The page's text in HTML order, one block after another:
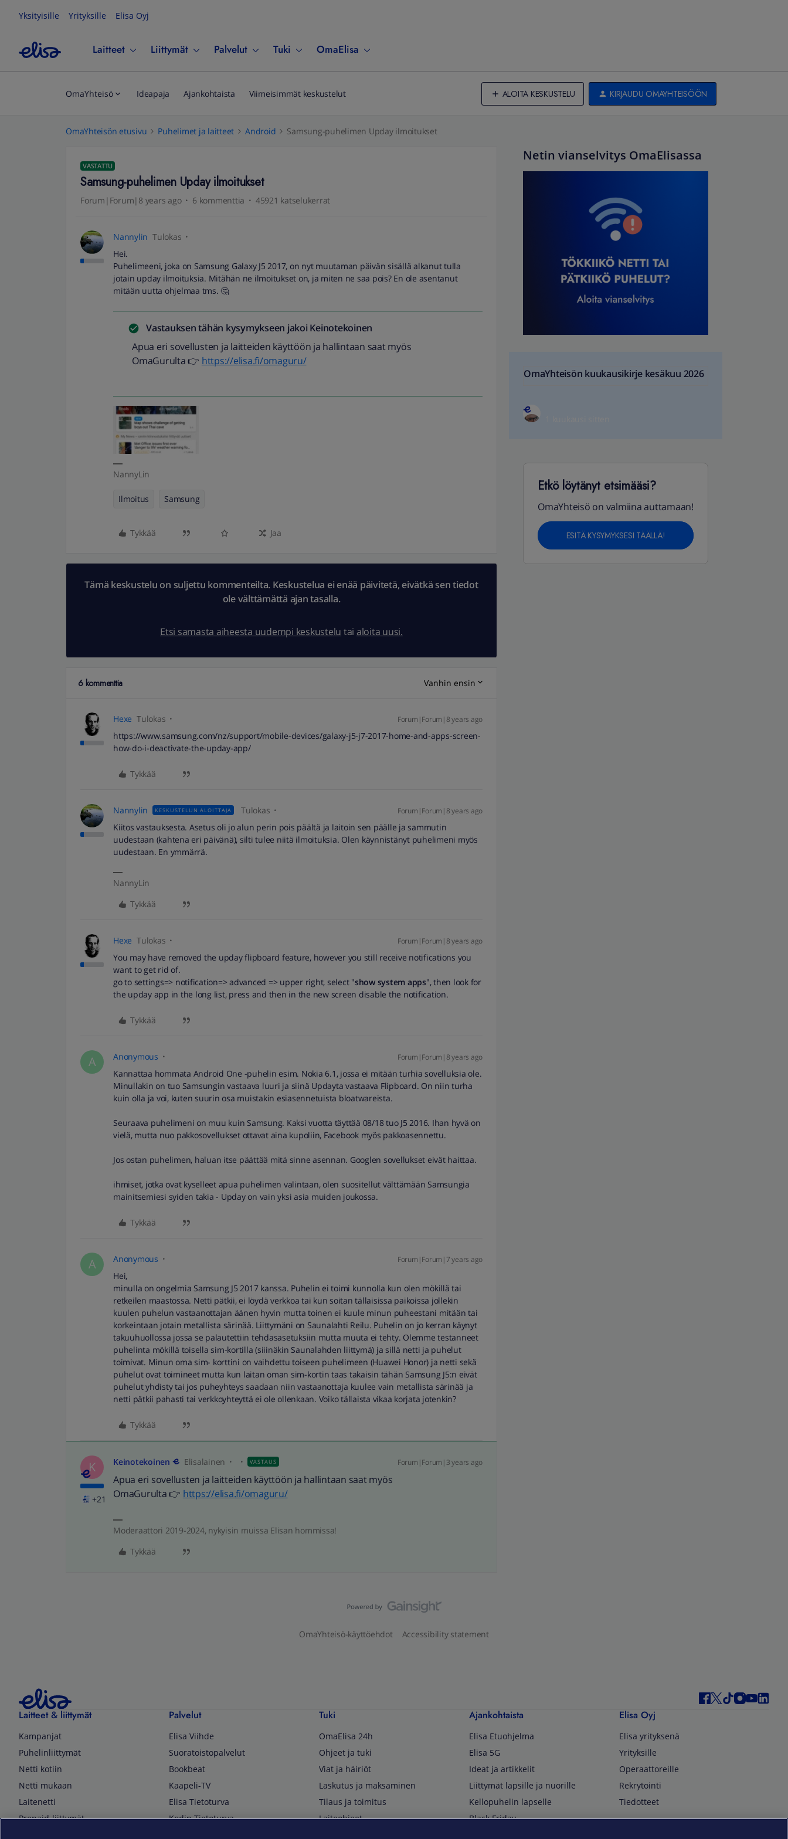
Yksityisille Yrityksille Elisa Oyj
Laitteet Liittymät Palvelut Tuki OmaElisa
OmaYhteisö Ideapaja Ajankohtaista Viimeisimmät keskustelut ALOITA KESKUSTELU KIRJAUDU OMAYHTEISÖÖN
OmaYhteisön etusivu Puhelimet ja laitteet Android Samsung-puhelimen Upday ilmoitukset
VASTATTU
Samsung-puhelimen Upday ilmoitukset
Forum|Forum|8 years ago 6 kommenttia 45921 katselukerrat
Nannylin Tulokas
Hei.
Puhelimeeni, joka on Samsung Galaxy J5 2017, on nyt muutaman päivän sisällä alkanut tulla
jotain upday ilmoituksia. Mitähän ne ilmoitukset on, ja miten ne saa pois? En ole asentanut
mitään uutta ohjelmaa tms. 🤔
Vastauksen tähän kysymykseen jakoi Keinotekoinen
Apua eri sovellusten ja laitteiden käyttöön ja hallintaan saat myös
OmaGurulta 👉 https://elisa.fi/omaguru/
NannyLin
Ilmoitus Samsung
Tykkää Jaa
Tämä keskustelu on suljettu kommenteilta. Keskustelua ei enää päivitetä, eivätkä sen tiedot
ole välttämättä ajan tasalla.
Etsi samasta aiheesta uudempi keskustelu tai aloita uusi.
6 kommenttia Vanhin ensin
Hexe Tulokas Forum|Forum|8 years ago
https://www.samsung.com/nz/support/mobile-devices/galaxy-j5-j7-2017-home-and-apps-screen-
how-do-i-deactivate-the-upday-app/
Tykkää
Nannylin KESKUSTELUN ALOITTAJA Tulokas Forum|Forum|8 years ago
Kiitos vastauksesta. Asetus oli jo alun perin pois päältä ja laitoin sen päälle ja sammutin
uudestaan (kahtena eri päivänä), silti tulee niitä ilmoituksia. Olen käynnistänyt puhelimeni myös
uudestaan. En ymmärrä.
NannyLin
Tykkää
Hexe Tulokas Forum|Forum|8 years ago
You may have removed the upday flipboard feature, however you still receive notifications you
want to get rid of.
go to settings=> notification=> advanced => upper right, select "show system apps", then look for
the upday app in the long list, press and then in the new screen disable the notification.
Tykkää
A Anonymous Forum|Forum|8 years ago
Kannattaa hommata Android One -puhelin esim. Nokia 6.1, jossa ei mitään turhia sovelluksia ole.
Minullakin on tuo Samsungin vastaava luuri ja siinä Updayta vastaava Flipboard. On niin turha
kuin olla ja voi, kuten suurin osa muistakin esiasennetuista bloatwareista.
Seuraava puhelimeni on muu kuin Samsung. Kaksi vuotta täyttää 08/18 tuo J5 2016. Ihan hyvä on
vielä, mutta nuo pakkosovellukset ottavat aina kupoliin, Facebook myös pakkoasennettu.
Jos ostan puhelimen, haluan itse päättää mitä sinne asennan. Googlen sovellukset eivät haittaa.
ihmiset, jotka ovat kyselleet apua puhelimen valintaan, olen suositellut välttämään Samsungia
mainitsemiesi syiden takia - Upday on vain yksi asia muiden joukossa.
Tykkää
A Anonymous Forum|Forum|7 years ago
Hei,
minulla on ongelmia Samsung J5 2017 kanssa. Puhelin ei toimi kunnolla kun olen mökillä tai
retkeilen maastossa. Netti pätkii, ei löydä verkkoa tai kun soitan tällaisissa paikoissa jollekin
kuulen puhelun vastaanottajan äänen hyvin mutta toinen ei kuule minun puheestani mitään tai
korkeintaan jotain metallista särinää. Liittymäni on Saunalahti Reilu. Puhelin on jo kerran käynyt
takuuhuollossa jossa se palautettiin tehdasasetuksiin mutta muuta ei tehty. Olemme testanneet
puhelinta mökillä toisella sim-kortilla (siiinäkin Saunalahden liittymä) ja sillä netti ja puhelut
toimivat. Minun oma sim- korttini on vaihdettu toiseen puhelimeen (Huawei Honor) ja netti sekä
puhelut ovat toimineet mutta kun laitan oman sim-kortin taas takaisin tähän Samsung J5:n eivät
puhelut yhdisty tai jos puheyhteys saadaan niin vastaanottaja kuulee vain metallista särinää ja
netti pätkii pahasti tai verkkoyhteyttä ei ole ollenkaan. Voiko tällaista vikaa korjata jotenkin?
Tykkää
K
+21
Keinotekoinen Elisalainen VASTAUS Forum|Forum|3 years ago
Apua eri sovellusten ja laitteiden käyttöön ja hallintaan saat myös
OmaGurulta 👉 https://elisa.fi/omaguru/
Moderaattori 2019-2024, nykyisin muissa Elisan hommissa!
Tykkää
Netin vianselvitys OmaElisassa
OmaYhteisön kuukausikirje kesäkuu 2026
Etkö löytänyt etsimääsi?
OmaYhteisö on valmiina auttamaan!
ESITÄ KYSYMYKSESI TÄÄLLÄ!
OmaYhteisö-käyttöehdot Accessibility statement
Laitteet & liittymät
Kampanjat
Puhelinliittymät
Netti kotiin
Netti mukaan
Laitenetti
Prepaid-liittymät
Palvelut
Elisa Viihde
Suoratoistopalvelut
Bookbeat
Kaapeli-TV
Elisa Tietoturva
Kodin Tietoturva
Tuki
OmaElisa 24h
Ohjeet ja tuki
Viat ja häiriöt
Laskutus ja maksaminen
Tilaus ja toimitus
Laiteohjeet
Ajankohtaista
Elisa Etuohjelma
Elisa 5G
Ideat ja artikkelit
Liittymät lapsille ja nuorille
Kellopuhelin lapselle
Black Friday
Elisa Oyj
Elisa yrityksenä
Yrityksille
Operaattoreille
Rekrytointi
Tiedotteet